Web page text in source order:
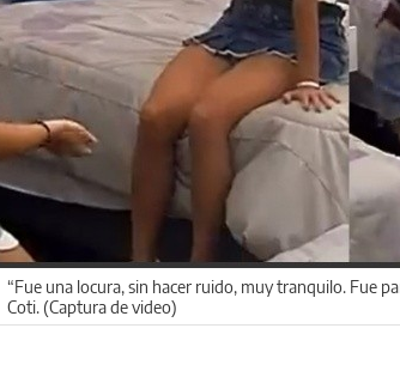
“Fue una locura, sin hacer ruido, muy tranquilo. Fue
Coti. (Captura de video)